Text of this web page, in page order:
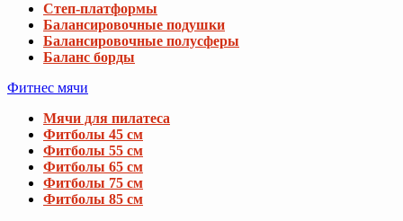
Степ-платформы
Балансировочные подушки
Балансировочные полусферы
Баланс борды
Фитнес мячи
Мячи для пилатеса
Фитболы 45 см
Фитболы 55 см
Фитболы 65 см
Фитболы 75 см
Фитболы 85 см